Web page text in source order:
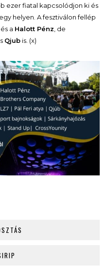
ezer fiatal kapcsolódjon ki és
helyen. A fesztiválon fellép
és a Halott Pénz , de
Qjub is. (x)